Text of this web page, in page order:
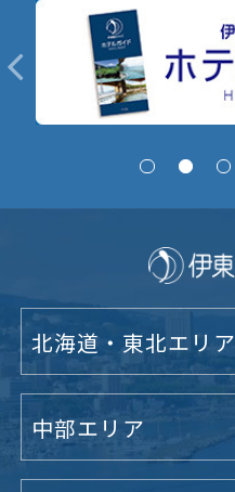
北海道・東北エリア
中部エリア